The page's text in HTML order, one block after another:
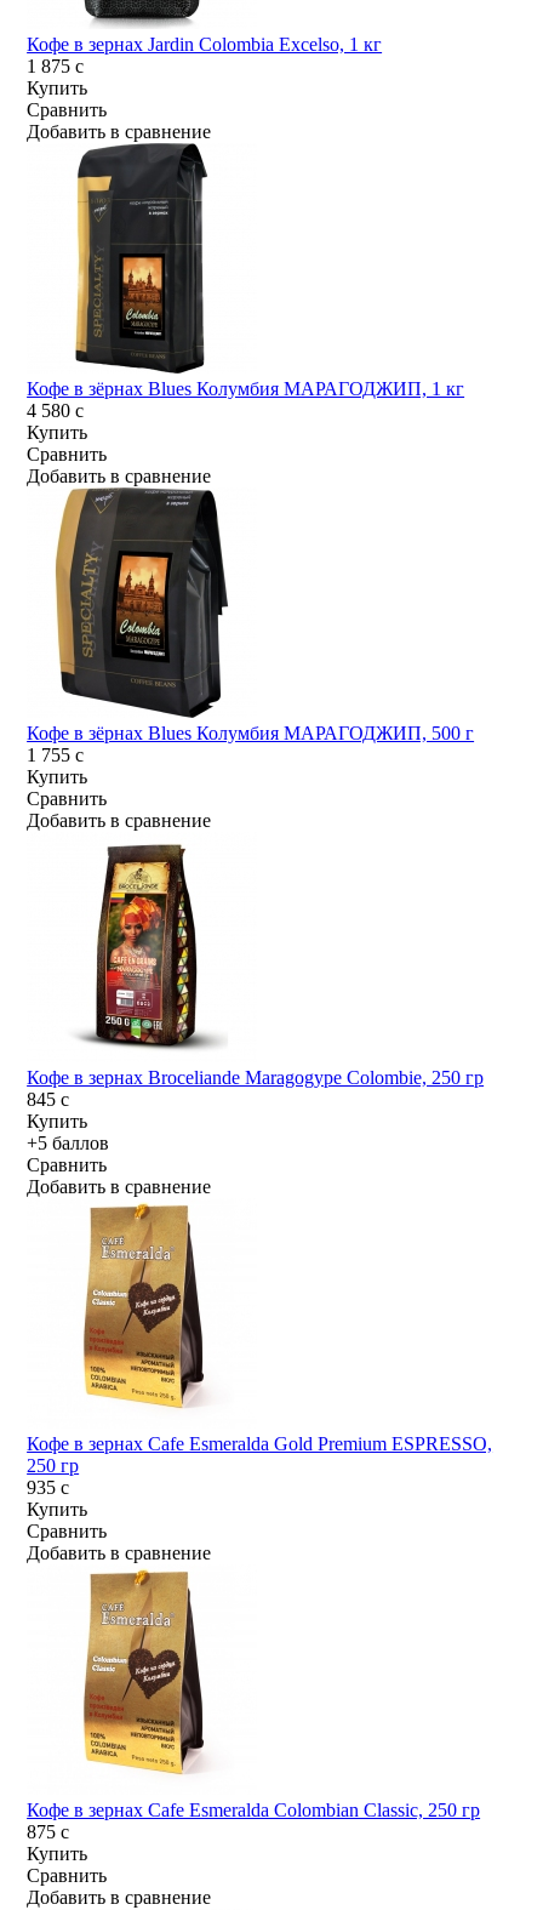
Кофе в зернах Jardin Colombia Excelso, 1 кг
1 875c
Купить
Сравнить
Добавить в сравнение
Кофе в зёрнах Blues Колумбия МАРАГОДЖИП, 1 кг
4 580c
Купить
Сравнить
Добавить в сравнение
Кофе в зёрнах Blues Колумбия МАРАГОДЖИП, 500 г
1 755c
Купить
Сравнить
Добавить в сравнение
Кофе в зернах Broceliande Maragogype Colombie, 250 гр
845c
Купить
+5 баллов
Сравнить
Добавить в сравнение
Кофе в зернах Cafe Esmeralda Gold Premium ESPRESSO,
250 гр
935c
Купить
Сравнить
Добавить в сравнение
Кофе в зернах Cafe Esmeralda Colombian Classic, 250 гр
875c
Купить
Сравнить
Добавить в сравнение